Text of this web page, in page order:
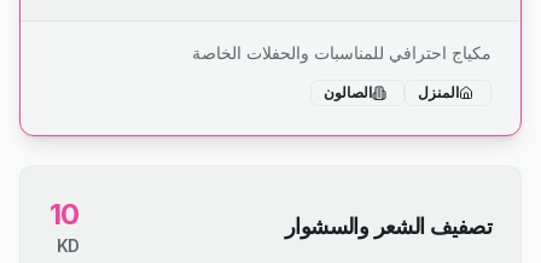
مكياج احترافي للمناسبات والحفلات الخاصة
المنزل الصالون
تصفيف الشعر والسشوار 10
KD